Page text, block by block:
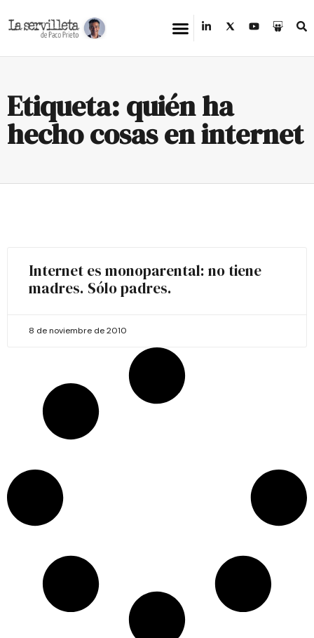
Etiqueta: quién ha
hecho cosas en internet
Internet es monoparental: no tiene
madres. Sólo padres.
8 de noviembre de 2010